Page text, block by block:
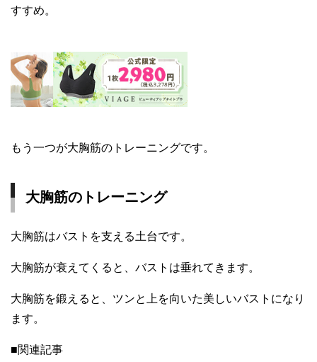
すすめ。
もう一つが大胸筋のトレーニングです。
大胸筋のトレーニング
大胸筋はバストを支える土台です。
大胸筋が衰えてくると、バストは垂れてきます。
大胸筋を鍛えると、ツンと上を向いた美しいバストになり
ます。
■関連記事